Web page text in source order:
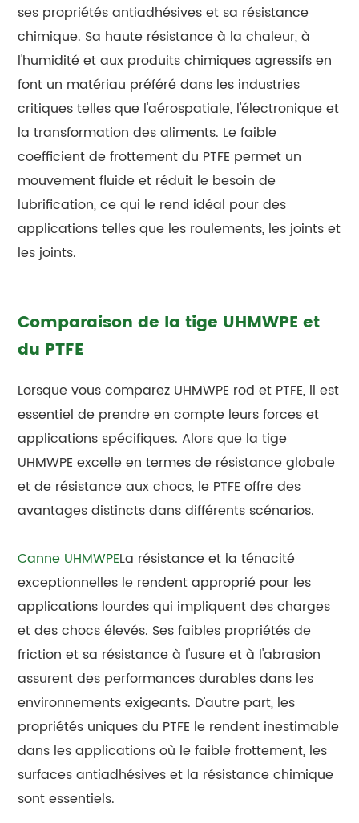
ses propriétés antiadhésives et sa résistance
chimique. Sa haute résistance à la chaleur, à
l'humidité et aux produits chimiques agressifs en
font un matériau préféré dans les industries
critiques telles que l'aérospatiale, l'électronique et
la transformation des aliments. Le faible
coefficient de frottement du PTFE permet un
mouvement fluide et réduit le besoin de
lubrification, ce qui le rend idéal pour des
applications telles que les roulements, les joints et
les joints.
Comparaison de la tige UHMWPE et
du PTFE
Lorsque vous comparez UHMWPE rod et PTFE, il est
essentiel de prendre en compte leurs forces et
applications spécifiques. Alors que la tige
UHMWPE excelle en termes de résistance globale
et de résistance aux chocs, le PTFE offre des
avantages distincts dans différents scénarios.
Canne UHMWPELa résistance et la ténacité
exceptionnelles le rendent approprié pour les
applications lourdes qui impliquent des charges
et des chocs élevés. Ses faibles propriétés de
friction et sa résistance à l'usure et à l'abrasion
assurent des performances durables dans les
environnements exigeants. D'autre part, les
propriétés uniques du PTFE le rendent inestimable
dans les applications où le faible frottement, les
surfaces antiadhésives et la résistance chimique
sont essentiels.